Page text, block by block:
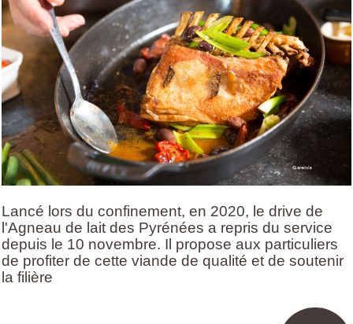
Lancé lors du confinement, en 2020, le drive de
l'Agneau de lait des Pyrénées a repris du service
depuis le 10 novembre. Il propose aux particuliers
de profiter de cette viande de qualité et de soutenir
la filière